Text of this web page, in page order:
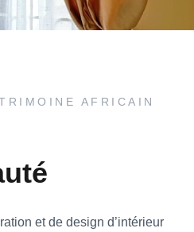
AFRICAIN
et de design d’intérieur